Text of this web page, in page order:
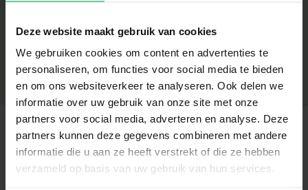
Deze website maakt gebruik van cookies
We gebruiken cookies om content en advertenties te
personaliseren, om functies voor social media te bieden
en om ons websiteverkeer te analyseren. Ook delen we
informatie over uw gebruik van onze site met onze
partners voor social media, adverteren en analyse. Deze
partners kunnen deze gegevens combineren met andere
informatie die u aan ze heeft verstrekt of die ze hebben
verzameld op basis van uw gebruik van hun services.
Wat deze set geweldig maakt
1000 strijkkralen voor eindeloze creaties
PVC-vrij voor een veilige speelervaring
Geschikt voor kinderen vanaf 5 jaar
Stimuleert creativiteit en fijne motoriek
Perfect te combineren met andere SES strijkkralen
Laat je verbeelding stralen
Met de diepe donkerblauwe strijkkralen geef je je
kunstwerken een stoere en krachtige uitstraling. Ze zijn
ideaal voor zeethema’s, nachtelijke ontwerpen of als sterk
Productnummer|
00724
Deel dit product
Gerelateerde producten